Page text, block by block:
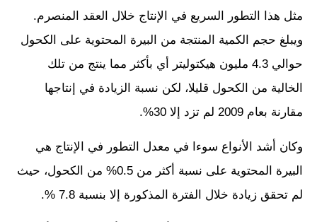
مثل هذا التطور السريع في الإنتاج خلال العقد المنصرم.
ويبلغ حجم الكمية المنتجة من البيرة المحتوية على الكحول
حوالي 4.3 مليون هيكتوليتر أي بأكثر مما ينتج من تلك
الخالية من الكحول قليلا، لكن نسبة الزيادة في إنتاجها
مقارنة بعام 2009 لم تزد إلا 30%.
وكان أشد الأنواع سوءا في معدل التطور في الإنتاج هي
البيرة المحتوية على نسبة أكثر من 0.5% من الكحول، حيث
لم تحقق زيادة خلال الفترة المذكورة إلا بنسبة 7.8 %.